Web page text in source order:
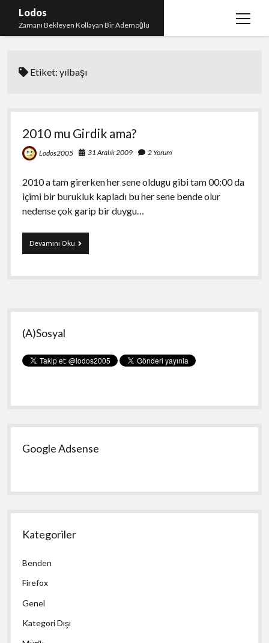
Lodos
Zamanı Bekleyen Kollayan Bir Ademoğlu
menüyü
test
Etiket:yılbaşı
2010 mu Girdik ama?
Lodos2005 31 Aralık 2009 2 Yorum
2010 a tam girerken her sene oldugu gibi tam 00:00 da
içimi bir burukluk kapladı bu her sene bende olur
nedense çok garip bir duygu…
Devamını Oku2010
mu
ama?
Yan
Menü
(A)Sosyal
Google Adsense
Kategoriler
Benden
Firefox
Genel
Kategori Dışı